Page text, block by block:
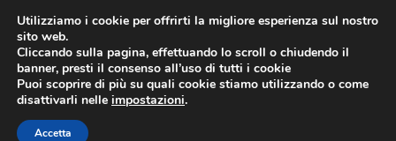
Utilizziamo i cookie per offrirti la migliore esperienza sul nostro
sito web.
Cliccando sulla pagina, effettuando lo scroll o chiudendo il
banner, presti il consenso all’uso di tutti i cookie
Puoi scoprire di più su quali cookie stiamo utilizzando o come
disattivarli nelle impostazioni.
Accetta